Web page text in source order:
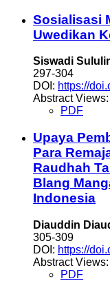
Sosialisasi
Uwedikan
Siswadi
297-304
DOI: https://
Abstract
PDF
Upaya
Para
Raudhah
Blang
Indonesia
Diauddin
305-309
DOI: https://
Abstract
PDF